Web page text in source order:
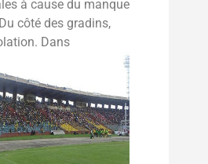
à cause du manque
côté des gradins,
Dans